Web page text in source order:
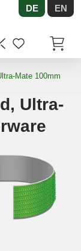
DE EN
Mate 100mm
Ultra-